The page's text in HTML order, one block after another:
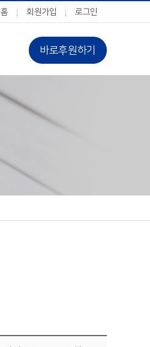
홈 회원가입 로그인
바로후원하기